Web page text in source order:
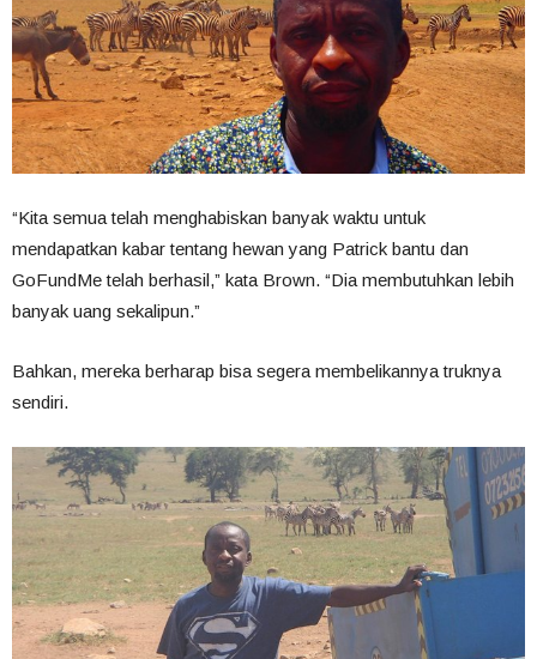
“Kita semua telah menghabiskan banyak waktu untuk
mendapatkan kabar tentang hewan yang Patrick bantu dan
GoFundMe telah berhasil,” kata Brown. “Dia membutuhkan lebih
banyak uang sekalipun.”
Bahkan, mereka berharap bisa segera membelikannya truknya
sendiri.